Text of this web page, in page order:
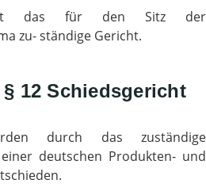
ist das für den Sitz der
zu- ständige Gericht.
§ 12 Schiedsgericht
durch das zuständige
deutschen Produkten- und